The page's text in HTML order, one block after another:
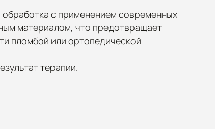
с применением современных
материалом, что предотвращает
пломбой или ортопедической
терапии.